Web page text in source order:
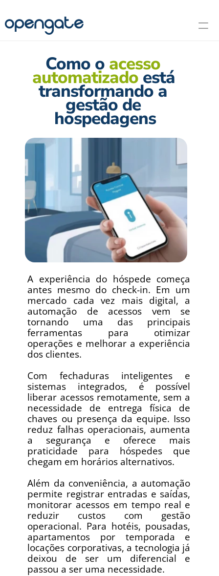
Como o acesso
automatizado está
transformando a
gestão de
hospedagens
A experiência do hóspede começa
antes mesmo do check-in. Em um
mercado cada vez mais digital, a
automação de acessos vem se
tornando uma das principais
ferramentas para otimizar
operações e melhorar a experiência
dos clientes.
Com fechaduras inteligentes e
sistemas integrados, é possível
liberar acessos remotamente, sem a
necessidade de entrega física de
chaves ou presença da equipe. Isso
reduz falhas operacionais, aumenta
a segurança e oferece mais
praticidade para hóspedes que
chegam em horários alternativos.
Além da conveniência, a automação
permite registrar entradas e saídas,
monitorar acessos em tempo real e
reduzir custos com gestão
operacional. Para hotéis, pousadas,
apartamentos por temporada e
locações corporativas, a tecnologia já
deixou de ser um diferencial e
passou a ser uma necessidade.
Agendar Demonstração